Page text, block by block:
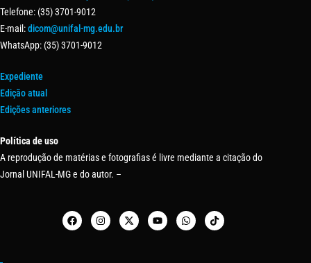
Telefone: (35) 3701-9012
E-mail:dicom@unifal-mg.edu.br
WhatsApp: (35) 3701-9012
Expediente
Edição atual
Edições anteriores
Política de uso
A reprodução de matérias e fotografias é livre mediante a citação do
Jornal UNIFAL-MG e do autor. –